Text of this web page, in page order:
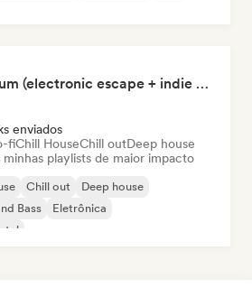
Praesidium (electronic escape + indie electronic + sad songs for doomers)
enviados
fiChill HouseChill outDeep house
playlists de maior impacto
Chill out
Deep house
Bass
Eletrônica